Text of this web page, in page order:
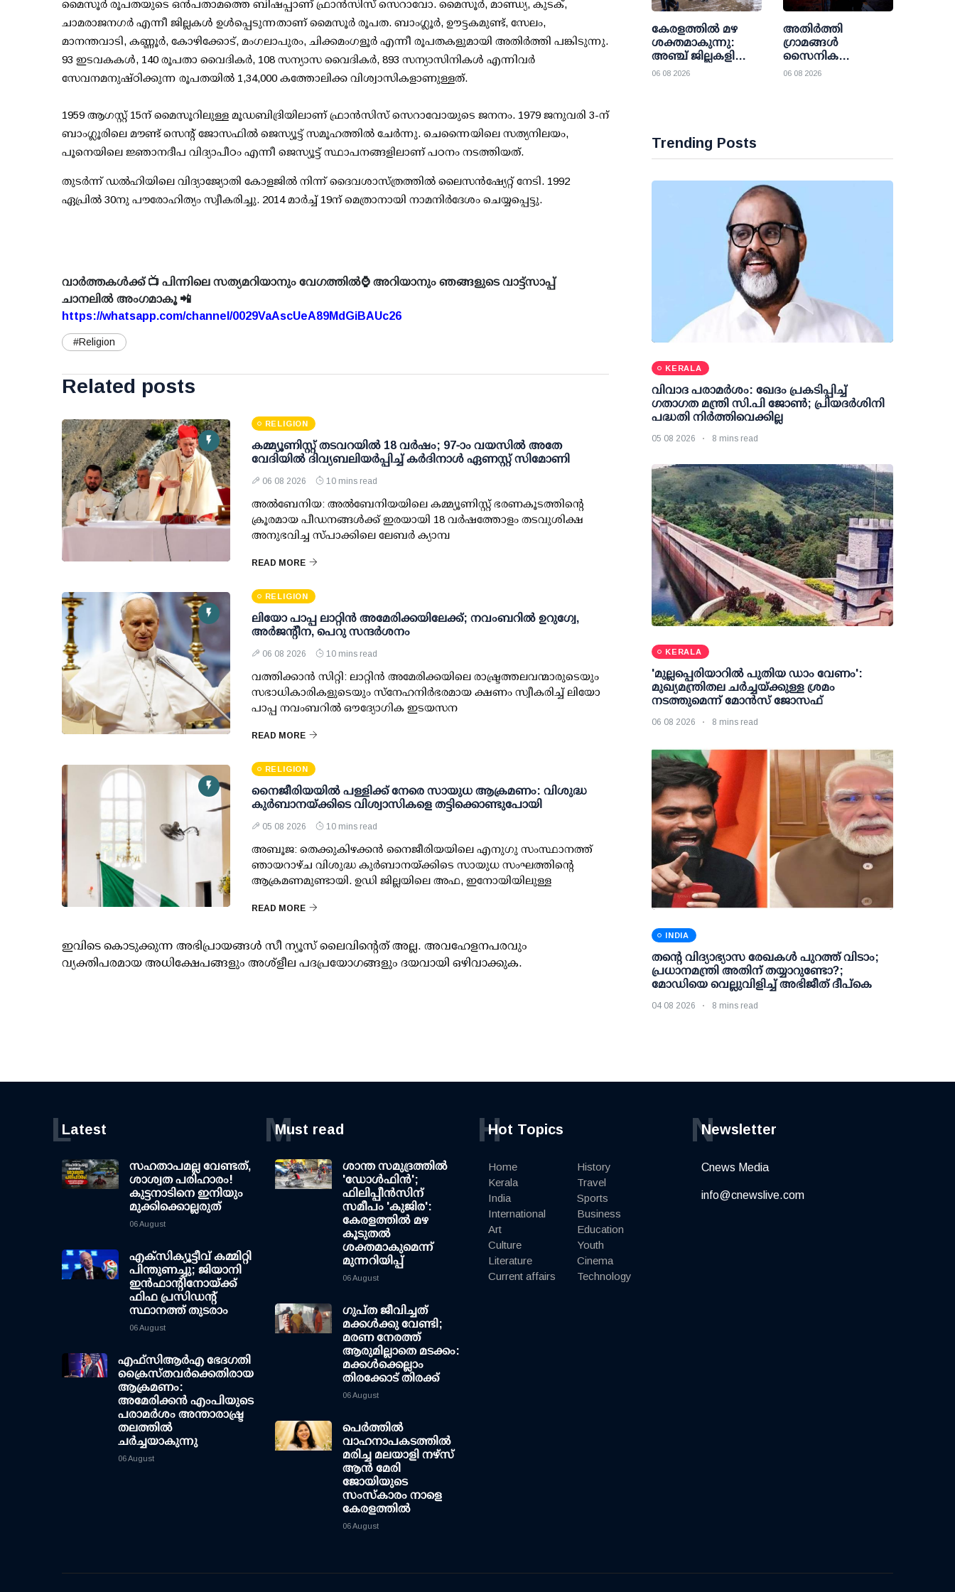
മൈസൂർ രൂപതയുടെ ഒന്‍പതാമത്തെ ബിഷപ്പാണ് ഫ്രാൻസിസ് സെറാവോ. മൈസൂർ, മാണ്ഡ്യ, കുടക്,
ചാമരാജനഗർ എന്നീ ജില്ലകൾ ഉൾപ്പെടുന്നതാണ് മൈസൂര്‍ രൂപത. ബാംഗ്ലൂർ, ഊട്ടകമുണ്ട്, സേലം,
മാനന്തവാടി, കണ്ണൂർ, കോഴിക്കോട്, മംഗലാപുരം, ചിക്കമംഗളൂർ എന്നീ രൂപതകളുമായി അതിർത്തി പങ്കിടുന്നു.
93 ഇടവകകൾ, 140 രൂപതാ വൈദികർ, 108 സന്യാസ വൈദികർ, 893 സന്യാസിനികള്‍ എന്നിവര്‍
സേവനമനുഷ്ഠിക്കുന്ന രൂപതയില്‍ 1,34,000 കത്തോലിക്ക വിശ്വാസികളാണുള്ളത്.
1959 ആഗസ്റ്റ് 15ന് മൈസൂറിലുള്ള മൂഡബിദ്രിയിലാണ് ഫ്രാൻസിസ് സെറാവോയുടെ ജനനം. 1979 ജനുവരി 3-ന്
ബാംഗ്ലൂരിലെ മൗണ്ട് സെന്റ് ജോസഫിൽ ജെസ്യൂട്ട് സമൂഹത്തില്‍ ചേര്‍ന്നു. ചെന്നൈയിലെ സത്യനിലയം,
പൂനെയിലെ ജ്ഞാനദീപ വിദ്യാപീഠം എന്നീ ജെസ്യൂട്ട് സ്ഥാപനങ്ങളിലാണ് പഠനം നടത്തിയത്.
തുടർന്ന് ഡൽഹിയിലെ വിദ്യാജ്യോതി കോളജിൽ നിന്ന് ദൈവശാസ്ത്രത്തിൽ ലൈസൻഷ്യേറ്റ് നേടി. 1992
ഏപ്രില്‍ 30നു പൗരോഹിത്യം സ്വീകരിച്ചു. 2014 മാർച്ച് 19ന് മെത്രാനായി നാമനിർദേശം ചെയ്യപ്പെട്ടു.
വാർത്തകൾക്ക് 📺 പിന്നിലെ സത്യമറിയാനും വേഗത്തിൽ⌚ അറിയാനും ഞങ്ങളുടെ വാട്ട്സാപ്പ്
ചാനലിൽ അംഗമാകൂ 📲
https://whatsapp.com/channel/0029VaAscUeA89MdGiBAUc26
#Religion
Related posts
RELIGION
കമ്മ്യൂണിസ്റ്റ് തടവറയില്‍ 18 വര്‍ഷം; 97-ാം വയസില്‍ അതേ
വേദിയില്‍ ദിവ്യബലിയര്‍പ്പിച്ച് കര്‍ദിനാള്‍ ഏണസ്റ്റ് സിമോണി
06 08 2026 10 mins read
അല്‍ബേനിയ: അല്‍ബേനിയയിലെ കമ്മ്യൂണിസ്റ്റ് ഭരണകൂടത്തിന്റെ
ക്രൂരമായ പീഡനങ്ങള്‍ക്ക് ഇരയായി 18 വര്‍ഷത്തോളം തടവുശിക്ഷ
അനുഭവിച്ച സ്പാക്കിലെ ലേബര്‍ ക്യാമ്പ
READ MORE
RELIGION
ലിയോ പാപ്പ ലാറ്റിൻ അമേരിക്കയിലേക്ക്; നവംബറിൽ ഉറുഗ്വേ,
അർജന്റീന, പെറു സന്ദർശനം
06 08 2026 10 mins read
വത്തിക്കാൻ സിറ്റി: ലാറ്റിൻ അമേരിക്കയിലെ രാഷ്ട്രത്തലവന്മാരുടെയും
സഭാധികാരികളുടെയും സ്നേഹനിർഭരമായ ക്ഷണം സ്വീകരിച്ച് ലിയോ
പാപ്പ നവംബറിൽ ഔദ്യോഗിക ഇടയസന
READ MORE
RELIGION
നൈജീരിയയിൽ പള്ളിക്ക് നേരെ സായുധ ആക്രമണം: വിശുദ്ധ
കുർബാനയ്ക്കിടെ വിശ്വാസികളെ തട്ടിക്കൊണ്ടുപോയി
05 08 2026 10 mins read
അബൂജ: തെക്കുകിഴക്കൻ നൈജീരിയയിലെ എനുഗു സംസ്ഥാനത്ത്
ഞായറാഴ്ച വിശുദ്ധ കുർബാനയ്ക്കിടെ സായുധ സംഘത്തിന്റെ
ആക്രമണമുണ്ടായി. ഉഡി ജില്ലയിലെ അഫ, ഇനോയിയിലുള്ള
READ MORE
ഇവിടെ കൊടുക്കുന്ന അഭിപ്രായങ്ങള്‍ സീ ന്യൂസ് ലൈവിന്റെത് അല്ല. അവഹേളനപരവും
വ്യക്തിപരമായ അധിക്ഷേപങ്ങളും അശ്‌ളീല പദപ്രയോഗങ്ങളും ദയവായി ഒഴിവാക്കുക.
അംഗീകാരം
കേരളത്തില്‍ മഴ
ശക്തമാകുന്നു:
അഞ്ച് ജില്ലകളിലെ
വിദ്യാഭ്യാസ
06 08 2026
അതിര്‍ത്തി
ഗ്രാമങ്ങള്‍
സൈനിക
താവളങ്ങളാക്കുന്നു;
06 08 2026
Trending Posts
KERALA
വിവാദ പരാമര്‍ശം: ഖേദം പ്രകടിപ്പിച്ച്
ഗതാഗത മന്ത്രി സി.പി ജോണ്‍; പ്രിയദര്‍ശിനി
പദ്ധതി നിര്‍ത്തിവെക്കില്ല
05 08 2026 8 mins read
KERALA
'മുല്ലപ്പെരിയാറില്‍ പുതിയ ഡാം വേണം':
മുഖ്യമന്ത്രിതല ചര്‍ച്ചയ്ക്കുള്ള ശ്രമം
നടത്തുമെന്ന് മോന്‍സ് ജോസഫ്
06 08 2026 8 mins read
INDIA
തന്റെ വിദ്യാഭ്യാസ രേഖകള്‍ പുറത്ത് വിടാം;
പ്രധാനമന്ത്രി അതിന് തയ്യാറുണ്ടോ?;
മോഡിയെ വെല്ലുവിളിച്ച് അഭിജീത് ദീപ്കെ
04 08 2026 8 mins read
Latest
L
സഹതാപമല്ല വേണ്ടത്,
ശാശ്വത പരിഹാരം!
കുട്ടനാടിനെ ഇനിയും
മുക്കിക്കൊല്ലരുത്
06 August
എക്സിക്യൂട്ടീവ് കമ്മിറ്റി
പിന്തുണച്ചു; ജിയാനി
ഇന്‍ഫാന്റിനോയ്ക്ക്
ഫിഫ പ്രസിഡന്റ്
സ്ഥാനത്ത് തുടരാം
06 August
എഫ്‌സി‌ആര്‍‌എ ഭേദഗതി
ക്രൈസ്തവർക്കെതിരായ
ആക്രമണം:
അമേരിക്കൻ എംപിയുടെ
പരാമർശം അന്താരാഷ്ട്ര
തലത്തിൽ
ചർച്ചയാകുന്നു
06 August
Must read
M
ശാന്ത സമുദ്രത്തില്‍
'ഡോള്‍ഫിന്‍';
ഫിലിപ്പീന്‍സിന്
സമീപം 'കുജിര':
കേരളത്തില്‍ മഴ
കൂടുതല്‍
ശക്തമാകുമെന്ന്
മുന്നറിയിപ്പ്
06 August
ഗുപ്ത ജീവിച്ചത്
മക്കള്‍ക്കു വേണ്ടി;
മരണ നേരത്ത്
ആരുമില്ലാതെ മടക്കം:
മക്കള്‍ക്കെല്ലാം
തിരക്കോട് തിരക്ക്
06 August
പെർത്തിൽ
വാഹനാപകടത്തിൽ
മരിച്ച മലയാളി നഴ്സ്
ആൻ മേരി
ജോയിയുടെ
സംസ്കാരം നാളെ
കേരളത്തിൽ
06 August
Hot Topics
H
Home
Kerala
India
International
Art
Culture
Literature
Current affairs
History
Travel
Sports
Business
Education
Youth
Cinema
Technology
Newsletter
N
Cnews Media
info@cnewslive.com